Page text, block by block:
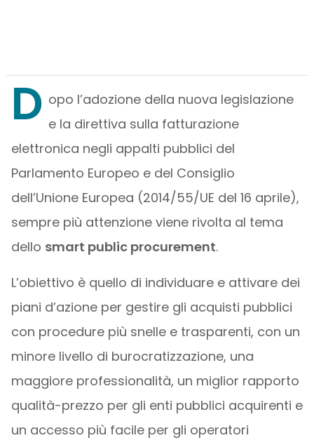
D opo l’adozione della nuova legislazione
e la direttiva sulla fatturazione
elettronica negli appalti pubblici del
Parlamento Europeo e del Consiglio
dell’Unione Europea (2014/55/UE del 16 aprile),
sempre più attenzione viene rivolta al tema
dello smart public procurement.
L’obiettivo è quello di individuare e attivare dei
piani d’azione per gestire gli acquisti pubblici
con procedure più snelle e trasparenti, con un
minore livello di burocratizzazione, una
maggiore professionalità, un miglior rapporto
qualità-prezzo per gli enti pubblici acquirenti e
un accesso più facile per gli operatori